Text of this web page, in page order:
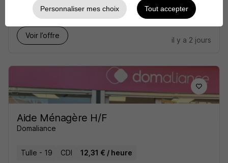
Tulle - 19 Intérim
Voir l’offre
il y a 2 jours
Aide Ménagère H/F
Domaliance
Tulle - 19 CDI 12,31 € / heure
Personnaliser mes choix Tout accepter